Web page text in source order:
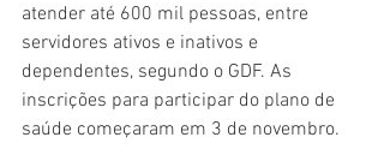
atender até 600 mil pessoas, entre
servidores ativos e inativos e
dependentes, segundo o GDF. As
inscrições para participar do plano de
saúde começaram em 3 de novembro.